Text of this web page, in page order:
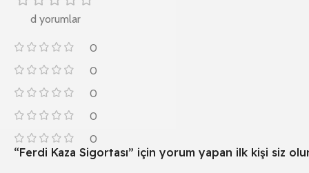
d yorumlar
0
0
0
0
0
“Ferdi Kaza Sigortası” için yorum yapan ilk kişi siz